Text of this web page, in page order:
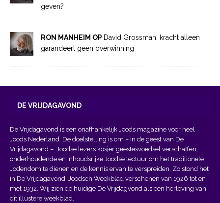
geven?
RON MANHEIM OP David Grossman: kracht alleen
garandeert geen overwinning
DE VRIJDAGAVOND
De Vrijdagavond is een onafhankelijk Joods magazine voor heel
Joods Nederland. De doelstelling is om – in de geest van De
Vrijdagavond – Joodse lezers kosjer geestesvoedsel verschaffen,
onderhoudende en inhoudsrijke Joodse lectuur om het traditionele
Jodendom te dienen en de kennis ervan te verspreiden. Zo stond het
in De Vrijdagavond, Joodsch Weekblad verschenen van 1926 tot en
met 1932. Wij zien de huidige De Vrijdagvond als een herleving van
dit illustere weekblad.